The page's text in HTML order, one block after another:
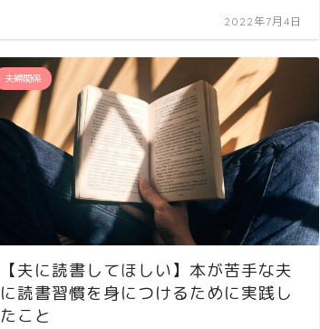
2022年7月4日
夫婦関係
【夫に読書してほしい】本が苦手な夫
に読書習慣を身につけるために実践し
たこと